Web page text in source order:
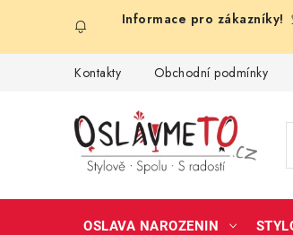
obsah
Kontakty Obchodní podmínky
OSLAVA NAROZENIN